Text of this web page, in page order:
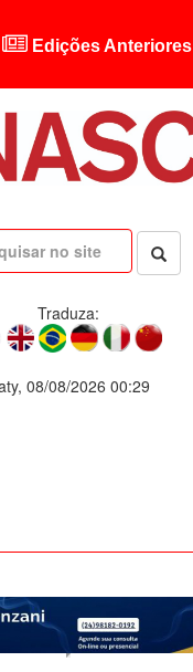
Edições Anteriores
Traduza:
08/08/2026 00:29